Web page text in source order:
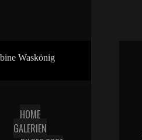
HOME
GALERIEN